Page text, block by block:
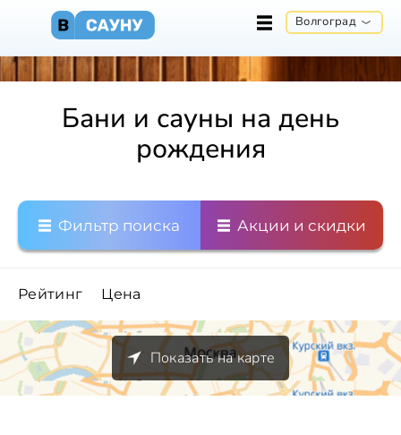
Волгоград
Бани и сауны на день
рождения
Фильтр поиска Акции и скидки
Рейтинг Цена
Показать на карте